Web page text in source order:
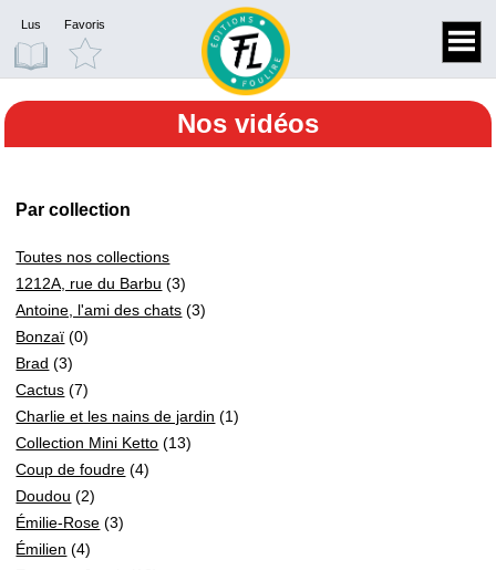
Lus Favoris
Nos vidéos
Par collection
Toutes nos collections
1212A, rue du Barbu (3)
Antoine, l'ami des chats (3)
Bonzaï (0)
Brad (3)
Cactus (7)
Charlie et les nains de jardin (1)
Collection Mini Ketto (13)
Coup de foudre (4)
Doudou (2)
Émilie-Rose (3)
Émilien (4)